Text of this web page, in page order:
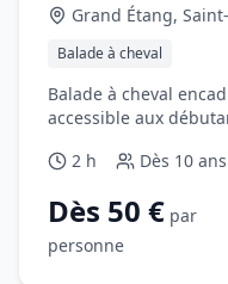
Grand Étang,
Balade à cheval
Balade à cheval
accessible aux
2 h
Dès 10 ans
Dès 50 € par
personne